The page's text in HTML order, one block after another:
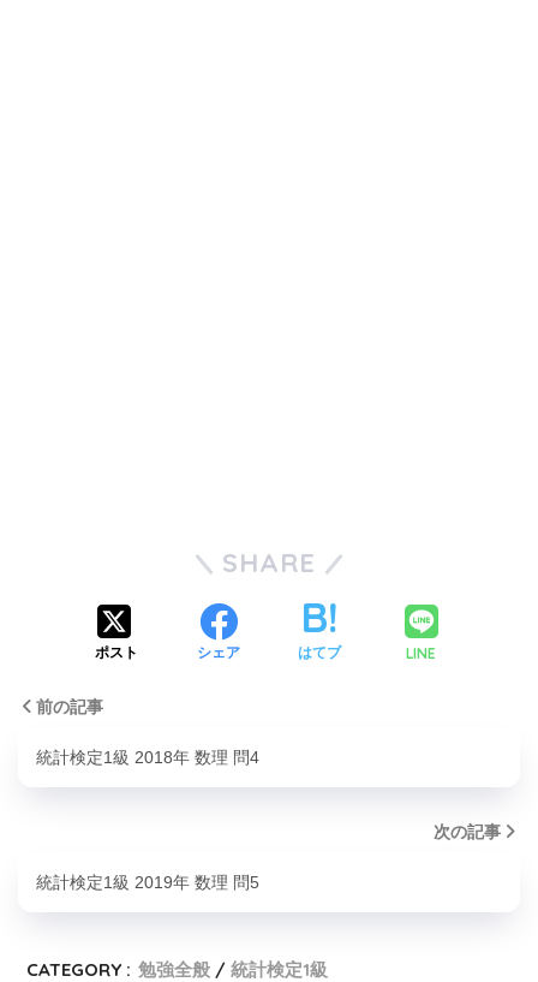
SHARE
ポスト シェア はてブ LINE
前の記事
統計検定1級 2018年 数理 問4
次の記事
統計検定1級 2019年 数理 問5
CATEGORY : 勉強全般
統計検定1級